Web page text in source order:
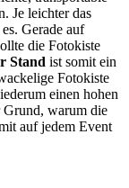
Je leichter das
Gerade auf
die Fotokiste
Stand ist somit ein
Fotokiste
einen hohen
Grund, warum die
auf jedem Event